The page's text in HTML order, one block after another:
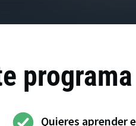
Quieres aprender